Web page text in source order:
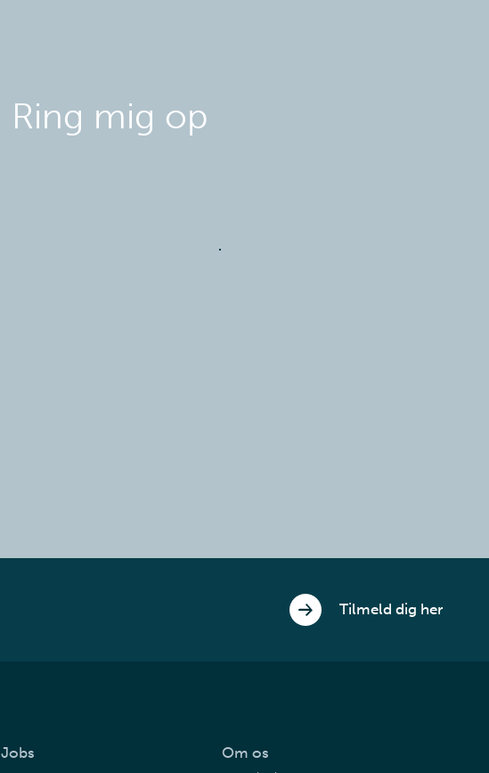
Ring mig op
Tilmeld dig her
Jobs Om os